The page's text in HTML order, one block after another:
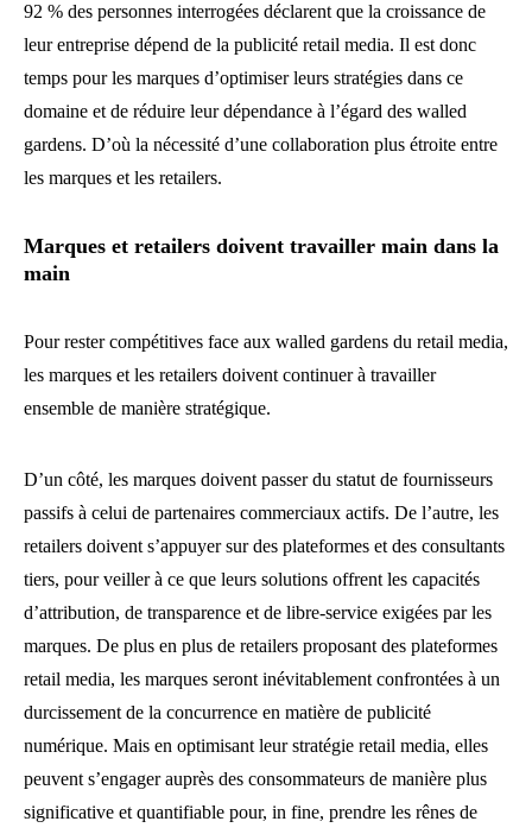
92 % des personnes interrogées déclarent que la croissance de
leur entreprise dépend de la publicité retail media. Il est donc
temps pour les marques d’optimiser leurs stratégies dans ce
domaine et de réduire leur dépendance à l’égard des walled
gardens. D’où la nécessité d’une collaboration plus étroite entre
les marques et les retailers.
Marques et retailers doivent travailler main dans la
main
Pour rester compétitives face aux walled gardens du retail media,
les marques et les retailers doivent continuer à travailler
ensemble de manière stratégique.
D’un côté, les marques doivent passer du statut de fournisseurs
passifs à celui de partenaires commerciaux actifs. De l’autre, les
retailers doivent s’appuyer sur des plateformes et des consultants
tiers, pour veiller à ce que leurs solutions offrent les capacités
d’attribution, de transparence et de libre-service exigées par les
marques. De plus en plus de retailers proposant des plateformes
retail media, les marques seront inévitablement confrontées à un
durcissement de la concurrence en matière de publicité
numérique. Mais en optimisant leur stratégie retail media, elles
peuvent s’engager auprès des consommateurs de manière plus
significative et quantifiable pour, in fine, prendre les rênes de